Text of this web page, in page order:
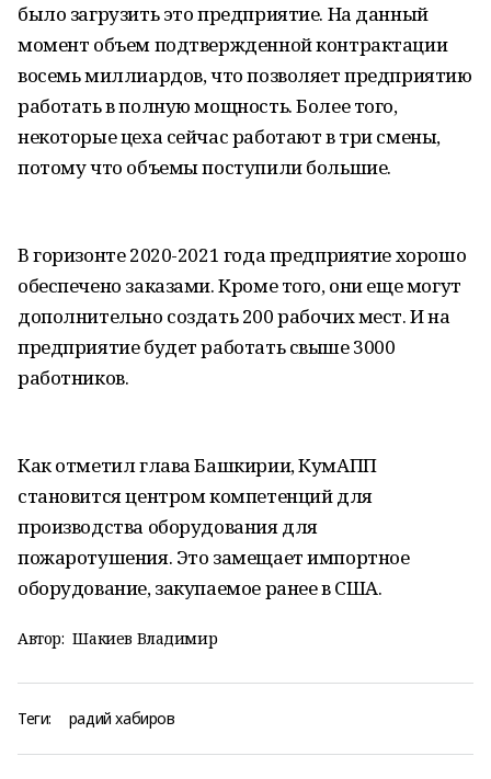
было загрузить это предприятие. На данный
момент объем подтвержденной контрактации
восемь миллиардов, что позволяет предприятию
работать в полную мощность. Более того,
некоторые цеха сейчас работают в три смены,
потому что объемы поступили большие.
В горизонте 2020-2021 года предприятие хорошо
обеспечено заказами. Кроме того, они еще могут
дополнительно создать 200 рабочих мест. И на
предприятие будет работать свыше 3000
работников.
Как отметил глава Башкирии, КумАПП
становится центром компетенций для
производства оборудования для
пожаротушения. Это замещает импортное
оборудование, закупаемое ранее в США.
Автор: Шакиев Владимир
Теги: радий хабиров